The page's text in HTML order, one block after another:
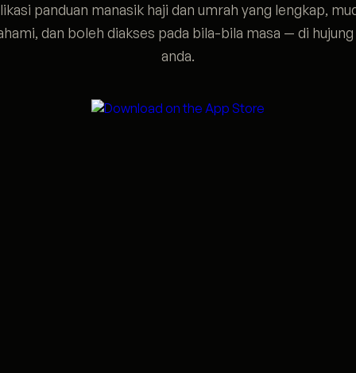
panduan manasik haji dan umrah yang lengkap,
dan boleh diakses pada bila-bila masa — di
anda.